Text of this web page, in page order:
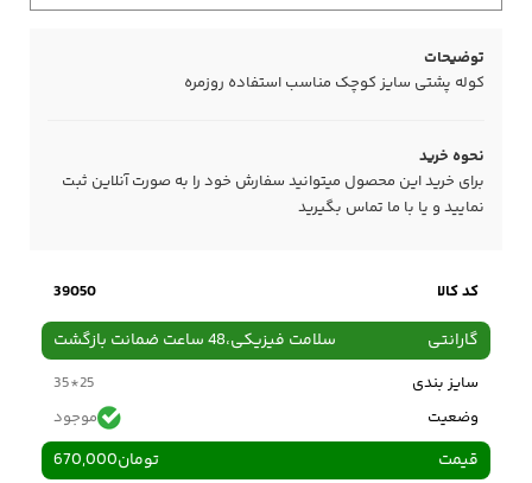
توضیحات
کوله پشتی سایز کوچک مناسب استفاده روزمره
نحوه خرید
برای خرید این محصول میتوانید سفارش خود را به صورت آنلاین ثبت
نمایید و یا با ما تماس بگیرید
کد کالا 39050
گارانتی سلامت فیزیکی،48 ساعت ضمانت بازگشت
سایز بندی
25*35
وضعیت
موجود
قیمت 670,000تومان